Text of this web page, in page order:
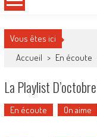
Vous êtes ici
Accueil > En écoute
La Playlist
En écoute On aime